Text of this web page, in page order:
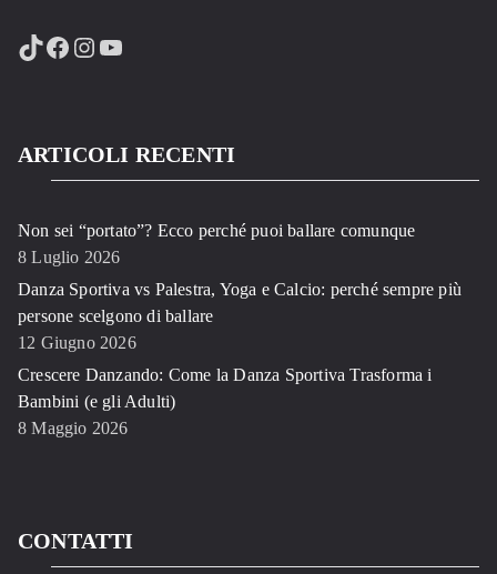
TikTok
Facebook
Instagram
YouTube
ARTICOLI RECENTI
Non sei “portato”? Ecco perché puoi ballare comunque
8 Luglio 2026
Danza Sportiva vs Palestra, Yoga e Calcio: perché sempre più
persone scelgono di ballare
12 Giugno 2026
Crescere Danzando: Come la Danza Sportiva Trasforma i
Bambini (e gli Adulti)
8 Maggio 2026
CONTATTI